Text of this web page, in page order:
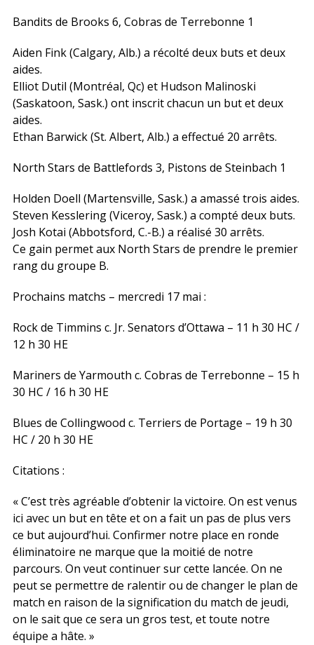
Bandits de Brooks 6, Cobras de Terrebonne 1
Aiden Fink (Calgary, Alb.) a récolté deux buts et deux
aides.
Elliot Dutil (Montréal, Qc) et Hudson Malinoski
(Saskatoon, Sask.) ont inscrit chacun un but et deux
aides.
Ethan Barwick (St. Albert, Alb.) a effectué 20 arrêts.
North Stars de Battlefords 3, Pistons de Steinbach 1
Holden Doell (Martensville, Sask.) a amassé trois aides.
Steven Kesslering (Viceroy, Sask.) a compté deux buts.
Josh Kotai (Abbotsford, C.-B.) a réalisé 30 arrêts.
Ce gain permet aux North Stars de prendre le premier
rang du groupe B.
Prochains matchs – mercredi 17 mai :
Rock de Timmins c. Jr. Senators d’Ottawa – 11 h 30 HC /
12 h 30 HE
Mariners de Yarmouth c. Cobras de Terrebonne – 15 h
30 HC / 16 h 30 HE
Blues de Collingwood c. Terriers de Portage – 19 h 30
HC / 20 h 30 HE
Citations :
« C’est très agréable d’obtenir la victoire. On est venus
ici avec un but en tête et on a fait un pas de plus vers
ce but aujourd’hui. Confirmer notre place en ronde
éliminatoire ne marque que la moitié de notre
parcours. On veut continuer sur cette lancée. On ne
peut se permettre de ralentir ou de changer le plan de
match en raison de la signification du match de jeudi,
on le sait que ce sera un gros test, et toute notre
équipe a hâte. »